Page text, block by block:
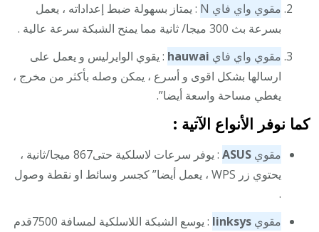
مقوي واي فاي N
: يمتاز بسهولة ضبط إعداداته ، يعمل
بسرعة بث 300 ميجا/ ثانية مما يمنح الشبكة سرعة عالية .
مقوي واي فاي hauwai : يقوي الوايرليس و يعمل على
ارسالها بشكل اقوى و أسرع ، يمكن وصله بأكثر من مخرج ،
يغطي مساحة واسعة أيضا”.
كما نوفر الأنواع الآتية :
مقويASUS
: يوفر سرعات لاسلكية حتى867 ميجا/ثانية ،
يحتوي زر WPS ، يعمل أيضا” كجسر وسائط او نقطة وصول
.
مقويlinksys : يوسع الشبكة اللاسلكية لمسافة 7500قدم